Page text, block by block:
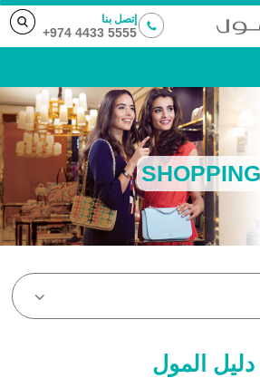
إتصل بنا
5555 4433 974+
دليل المول